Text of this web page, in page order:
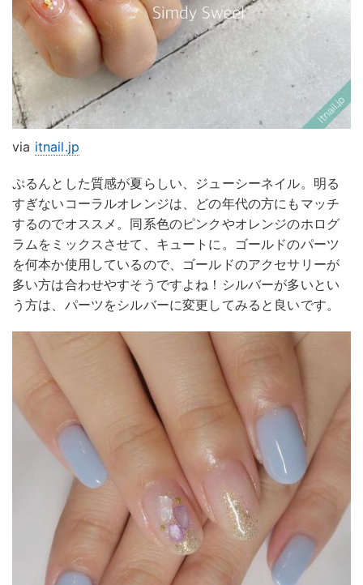
via itnail.jp
ぷるんとした質感が夏らしい、ジューシーネイル。明る
すぎないコーラルオレンジは、どの年代の方にもマッチ
するのでオススメ。同系色のピンクやオレンジのホログ
ラムをミックスさせて、キュートに。ゴールドのパーツ
を何本か使用しているので、ゴールドのアクセサリーが
多い方は合わせやすそうですよね！シルバーが多いとい
う方は、パーツをシルバーに変更してみると良いです。